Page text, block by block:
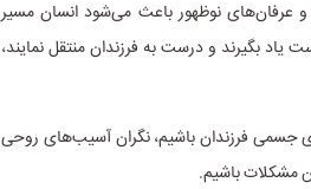
عرفان‌های نوظهور باعث می‌شود انسان مسیر
یاد بگیرند و درست به فرزندان منتقل نمایند،
جسمی فرزندان باشیم، نگران آسیب‌های روحی
مشکلات باشیم.